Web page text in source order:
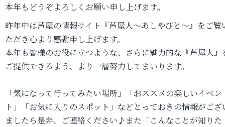
本年もどうぞよろしくお願い申し上げます。
昨年中は芦屋の情報サイト『芦屋人～あしやびと～』をご覧
ただき心より感謝申し上げます。
本年も皆様のお役に立つような、さらに魅力的な『芦屋人』
ご提供できるよう、より一層努力してまいります。
「気になって行ってみたい場所」「おススメの楽しいイベン
ト」「お気に入りのスポット」などとっておきの情報がござ
ましたら是非、ご連絡ください♪また「こんなことが知りた